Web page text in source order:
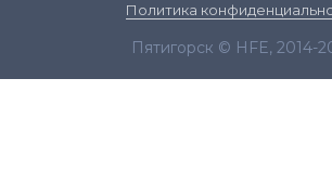
Политика
Пятигорск © HFE, 2014-